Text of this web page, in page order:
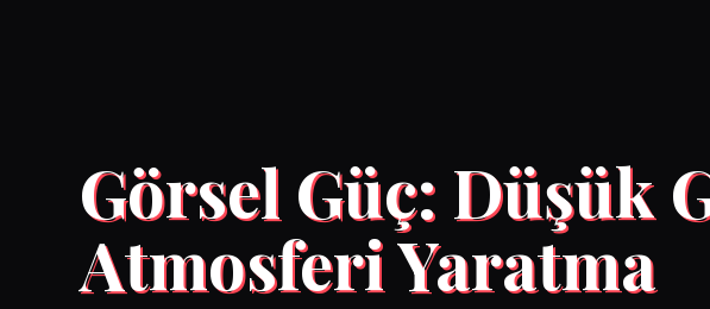
Görsel Güç: Düşük
Atmosferi Yaratma